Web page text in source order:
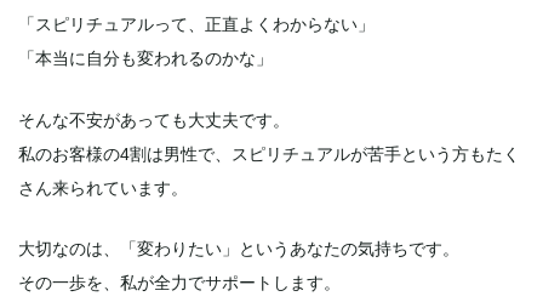
「スピリチュアルって、正直よくわからない」
「本当に自分も変われるのかな」
そんな不安があっても大丈夫です。
私のお客様の4割は男性で、スピリチュアルが苦手という方もたく
さん来られています。
大切なのは、「変わりたい」というあなたの気持ちです。
その一歩を、私が全力でサポートします。